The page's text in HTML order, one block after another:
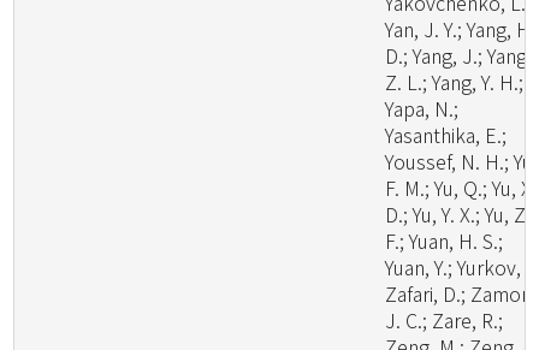
Yan, J. Y.; Yang, H.
D.; Yang, J.; Yang,
Z. L.; Yang, Y. H.;
Yapa, N.;
Yasanthika, E.;
Youssef, N. H.; Yu,
F. M.; Yu, Q.; Yu, X.
D.; Yu, Y. X.; Yu, Z.
F.; Yuan, H. S.;
Yuan, Y.; Yurkov,
Zafari, D.;
J. C.; Zare, R.;